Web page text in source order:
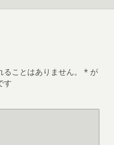
ことはありません。 * が
す